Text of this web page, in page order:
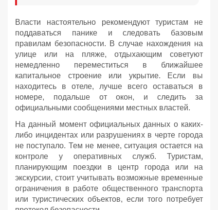
Власти настоятельно рекомендуют туристам не
поддаваться панике и следовать базовым
правилам безопасности. В случае нахождения на
улице или на пляже, отдыхающим советуют
немедленно переместиться в ближайшее
капитальное строение или укрытие. Если вы
находитесь в отеле, лучше всего оставаться в
номере, подальше от окон, и следить за
официальными сообщениями местных властей.
На данный момент официальных данных о каких-
либо инцидентах или разрушениях в черте города
не поступало. Тем не менее, ситуация остается на
контроле у оперативных служб. Туристам,
планирующим поездки в центр города или на
экскурсии, стоит учитывать возможные временные
ограничения в работе общественного транспорта
или туристических объектов, если того потребует